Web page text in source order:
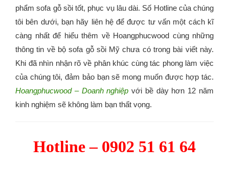
phẩm sofa gỗ sồi tốt, phục vụ lâu dài. Số Hotline của chúng
tôi bên dưới, bạn hãy liên hệ để được tư vấn một cách kĩ
càng nhất để hiểu thêm về Hoangphucwood cùng những
thông tin về bộ sofa gỗ sồi Mỹ chưa có trong bài viết này.
Khi đã nhìn nhận rõ về phân khúc cùng tác phong làm việc
của chúng tôi, đảm bảo bạn sẽ mong muốn được hợp tác.
Hoangphucwood – Doanh nghiệp với bề dày hơn 12 năm
kinh nghiệm sẽ không làm bạn thất vọng.
Hotline – 0902 51 61 64